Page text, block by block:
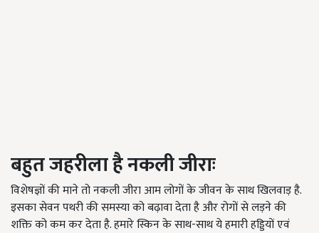
बहुत जहरीलाहैनकली जीराः
विशेषज्ञों की माने तो नकली जीरा आम लोगों के जीवन के साथ खिलवाड़ है.
इसका सेवन पथरी की समस्या को बढ़ावा देता है और रोगों से लड़ने की
शक्ति को कम कर देता है. हमारे स्किन के साथ-साथ ये हमारी हड्डियों एवं